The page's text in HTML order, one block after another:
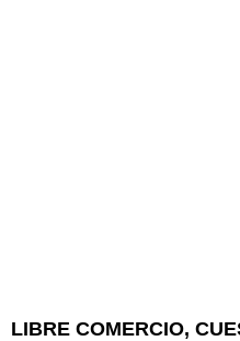
LIBRE COMERCIO,